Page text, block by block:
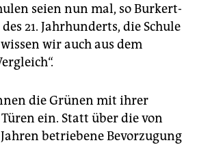
seien nun mal, so Burkert-
21. Jahrhunderts, die Schule
wir auch aus dem
die Grünen mit ihrer
ein. Statt über die von
Jahren betriebene Bevorzugung